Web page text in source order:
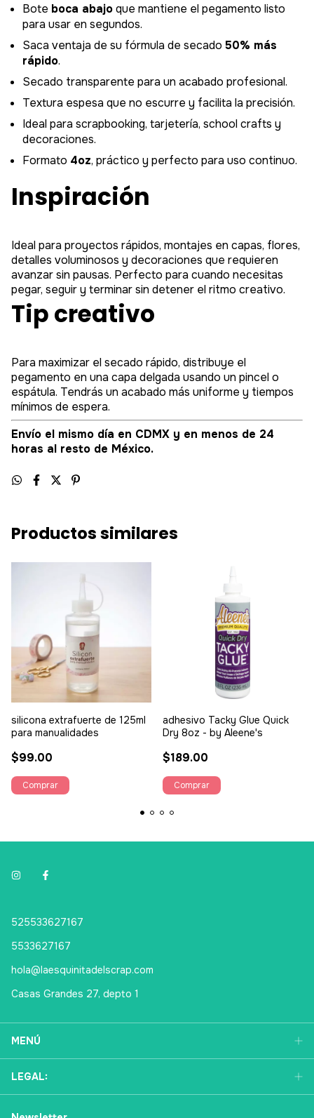
Bote boca abajoque mantiene el pegamento listo
para usar en segundos.
Saca ventaja de su fórmula de secado 50% más
rápido.
Secado transparente para un acabado profesional.
Textura espesa que no escurre y facilita la precisión.
Ideal para scrapbooking, tarjetería, school crafts y
decoraciones.
Formato 4oz, práctico y perfecto para uso continuo.
Inspiración
Ideal para proyectos rápidos, montajes en capas, flores,
detalles voluminosos y decoraciones que requieren
avanzar sin pausas. Perfecto para cuando necesitas
pegar, seguir y terminar sin detener el ritmo creativo.
Tip creativo
Para maximizar el secado rápido, distribuye el
pegamento en una capa delgada usando un pincel o
espátula. Tendrás un acabado más uniforme y tiempos
mínimos de espera.
Envío el mismo día en CDMX y en menos de 24
horas al resto de México.
Productos similares
silicona extrafuerte de 125ml
para manualidades
$99.00
adhesivo Tacky Glue Quick
Dry 8oz - by Aleene's
$189.00
525533627167
5533627167
hola@laesquinitadelscrap.com
Casas Grandes 27, depto 1
MENÚ
LEGAL: